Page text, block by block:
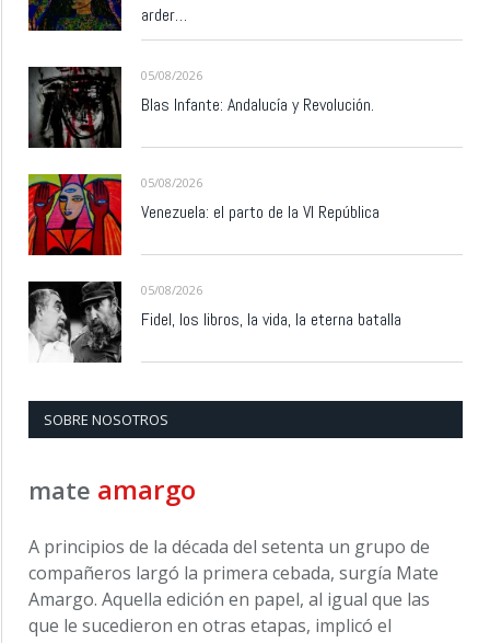
arder…
05/08/2026
Blas Infante: Andalucía y Revolución.
05/08/2026
Venezuela: el parto de la VI República
05/08/2026
Fidel, los libros, la vida, la eterna batalla
SOBRE NOSOTROS
mate amargo
A principios de la década del setenta un grupo de
compañeros largó la primera cebada, surgía Mate
Amargo. Aquella edición en papel, al igual que las
que le sucedieron en otras etapas, implicó el